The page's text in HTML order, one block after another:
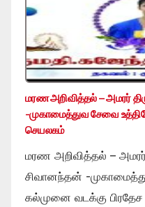
மரண அறிவித்தல் – அமரர்
-முகாமைத்துவ சேவை
செயலகம்
மரண அறிவித்தல் – அமரர்
சிவானந்தன் -
கல்முனை வடக்கு